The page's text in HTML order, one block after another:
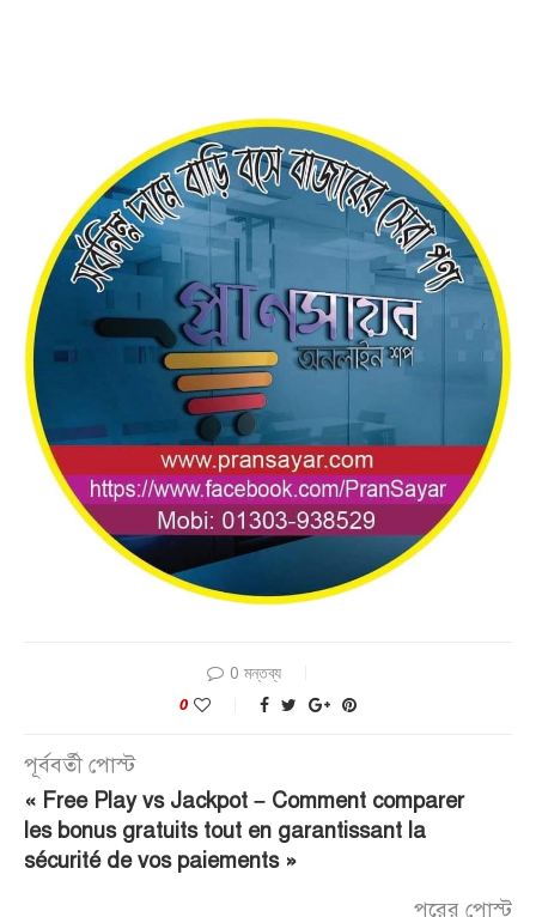
0 মন্তব্য
0
পূর্ববর্তী পোস্ট
« Free Play vs Jackpot – Comment comparer
les bonus gratuits tout en garantissant la
sécurité de vos paiements »
পরের পোস্ট